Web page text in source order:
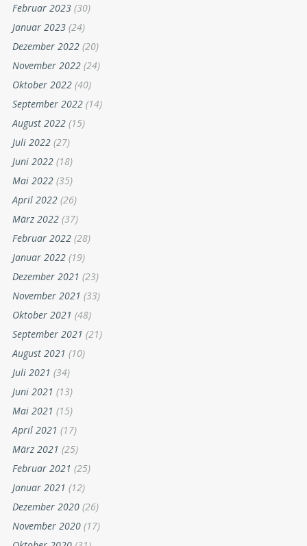
Februar 2023 (30)
Januar 2023 (24)
Dezember 2022 (20)
November 2022 (24)
Oktober 2022 (40)
September 2022 (14)
August 2022 (15)
Juli 2022 (27)
Juni 2022 (18)
Mai 2022 (35)
April 2022 (26)
März 2022 (37)
Februar 2022 (28)
Januar 2022 (19)
Dezember 2021 (23)
November 2021 (33)
Oktober 2021 (48)
September 2021 (21)
August 2021 (10)
Juli 2021 (34)
Juni 2021 (13)
Mai 2021 (15)
April 2021 (17)
März 2021 (25)
Februar 2021 (25)
Januar 2021 (12)
Dezember 2020 (26)
November 2020 (17)